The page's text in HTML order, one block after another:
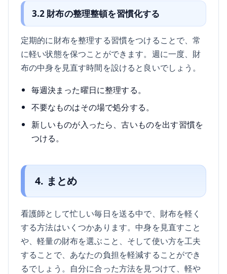
3.2 財布の整理整頓を習慣化する
定期的に財布を整理する習慣をつけることで、常
に軽い状態を保つことができます。週に一度、財
布の中身を見直す時間を設けると良いでしょう。
毎週決まった曜日に整理する。
不要なものはその場で処分する。
新しいものが入ったら、古いものを出す習慣を
つける。
4. まとめ
看護師として忙しい毎日を送る中で、財布を軽く
する方法はいくつかあります。中身を見直すこと
や、軽量の財布を選ぶこと、そして使い方を工夫
することで、あなたの負担を軽減することができ
るでしょう。自分に合った方法を見つけて、軽や